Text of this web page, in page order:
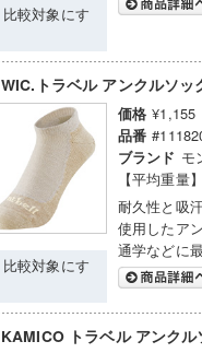
比較対象にす
WIC.トラベル アンクルソッ
比較対象にす
価格 ¥1,155
品番
ブランド モ
【平均重量
耐久性と吸
使用したア
通学などに
KAMICO トラベル アンク